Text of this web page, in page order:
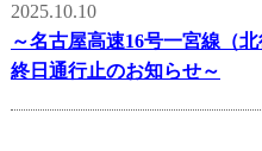
2025.10.10
～名古屋高速16号一宮線（
終日通行止のお知らせ～